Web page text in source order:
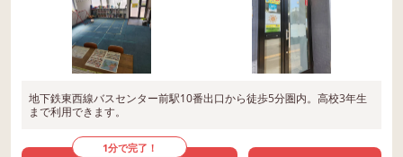
地下鉄東西線バスセンター前駅10番出口から徒歩5分圏内。高校3年生
まで利用できます。
1分で完了！